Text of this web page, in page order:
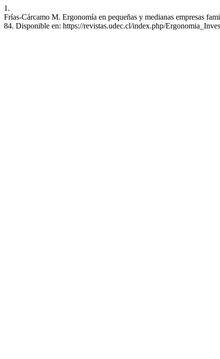
1.
Frías-Cárcamo M. Ergonomía en pequeñas y medianas empresas
84. Disponible en: https://revistas.udec.cl/index.php/